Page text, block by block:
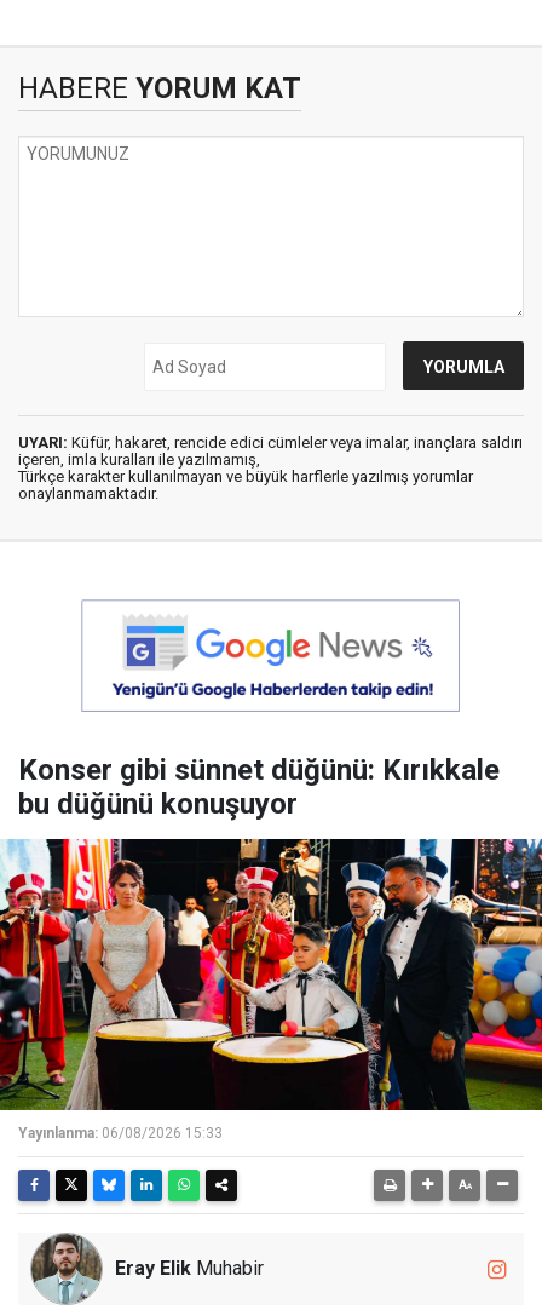
HABERE YORUM KAT
UYARI: Küfür, hakaret, rencide edici cümleler veya imalar, inançlara saldırı
içeren, imla kuralları ile yazılmamış,
Türkçe karakter kullanılmayan ve büyük harflerle yazılmış yorumlar
onaylanmamaktadır.
Konser gibi sünnet düğünü: Kırıkkale
bu düğünü konuşuyor
Yayınlanma: 06/08/2026 15:33
Eray Elik Muhabir